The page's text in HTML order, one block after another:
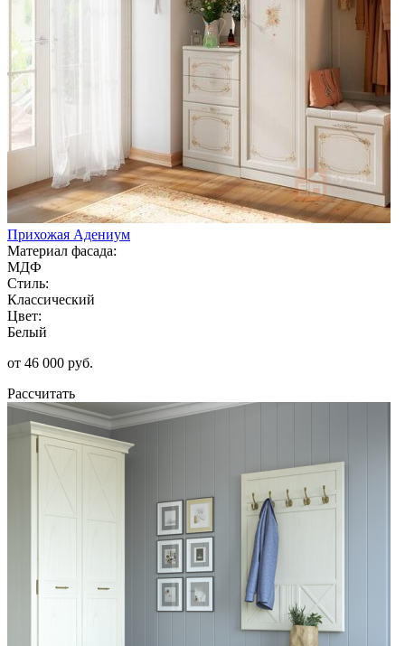
Прихожая Адениум
Материал фасада:
МДФ
Стиль:
Классический
Цвет:
Белый
от 46 000 руб.
Рассчитать